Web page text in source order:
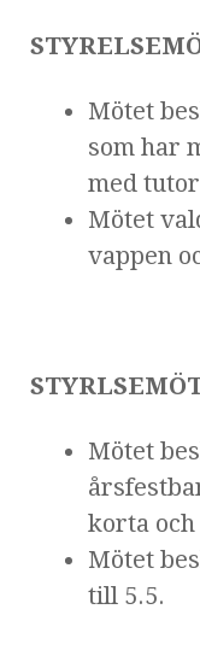
Mötet
som har
med
Mötet
vappen
Mötet
korta
Mötet
till 5.5.